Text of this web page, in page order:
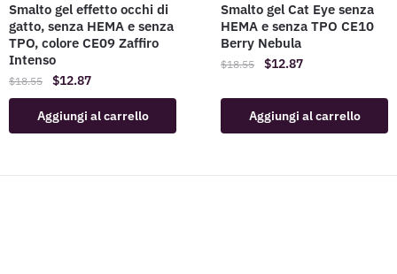
Smalto gel effetto occhi di
gatto, senza HEMA e senza
TPO, colore CE09 Zaffiro
Intenso
$18.55 $12.87
Aggiungi al carrello
Smalto gel Cat Eye senza
HEMA e senza TPO CE10
Berry Nebula
$18.55 $12.87
Aggiungi al carrello